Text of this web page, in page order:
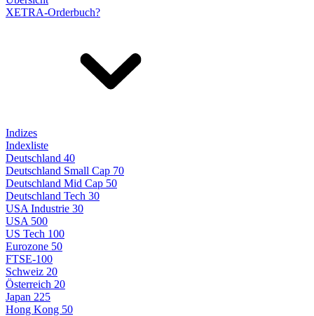
XETRA-Orderbuch?
Indizes
Indexliste
Deutschland 40
Deutschland Small Cap 70
Deutschland Mid Cap 50
Deutschland Tech 30
USA Industrie 30
USA 500
US Tech 100
Eurozone 50
FTSE-100
Schweiz 20
Österreich 20
Japan 225
Hong Kong 50